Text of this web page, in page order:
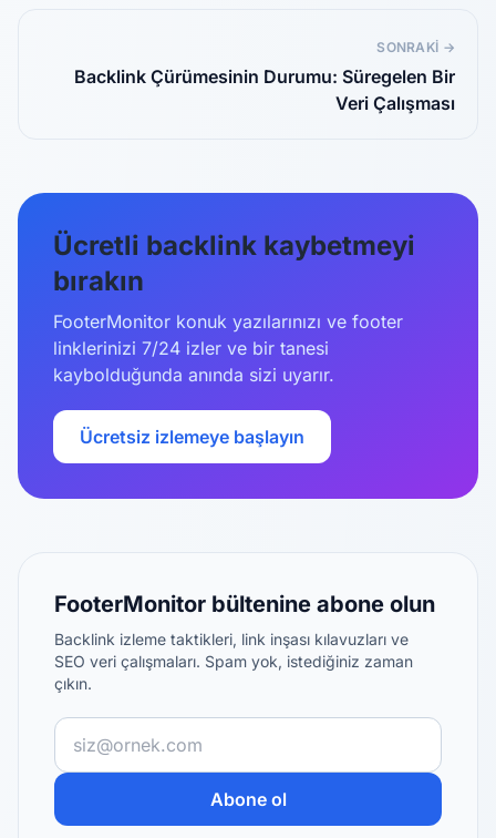
SONRAKI →
Backlink Çürümesinin Durumu: Süregelen Bir
Veri Çalışması
Ücretli backlink kaybetmeyi
bırakın
FooterMonitor konuk yazılarınızı ve footer
linklerinizi 7/24 izler ve bir tanesi
kaybolduğunda anında sizi uyarır.
Ücretsiz izlemeye başlayın
FooterMonitor bültenine abone olun
Backlink izleme taktikleri, link inşası kılavuzları ve
SEO veri çalışmaları. Spam yok, istediğiniz zaman
çıkın.
Abone ol